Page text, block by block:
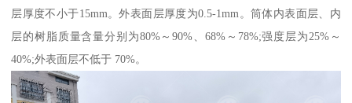
层厚度不小于15mm。外表面层厚度为0.5-1mm。筒体内表面层、内
层的树脂质量含量分别为80%～90%、68%～78%;强度层为25%～
40%;外表面层不低于 70%。